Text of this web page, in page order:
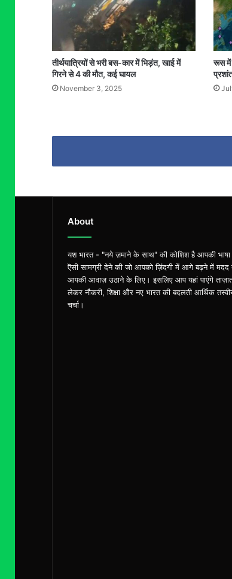
तीर्थयात्रियों से भरी बस-कार में भिड़ंत, खाई में
गिरने से 4 की मौत, कई घायल
November 3, 2025
रूस में
About
यश भारत - "नये ज़माने के साथ" की कोशिश है आपकी
ऎसी सामग्री देने की जो आपको ज़िंदगी में आगे बढ़ने में
आपकी आवाज़ उठाने के लिए। इसलिए आप यहां पाएंगे
लेकर नौकरी, शिक्षा और नए भारत की बदलती आर्थिक
चर्चा।